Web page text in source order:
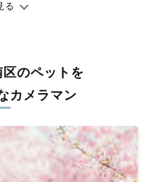
年経っても見返したくなるよ
すく安心の価格設定です。オ
し、撮影技術やホスピタリテ
全国47都道府県に在籍してい
仕上げます
る
のペットを
カメラマン